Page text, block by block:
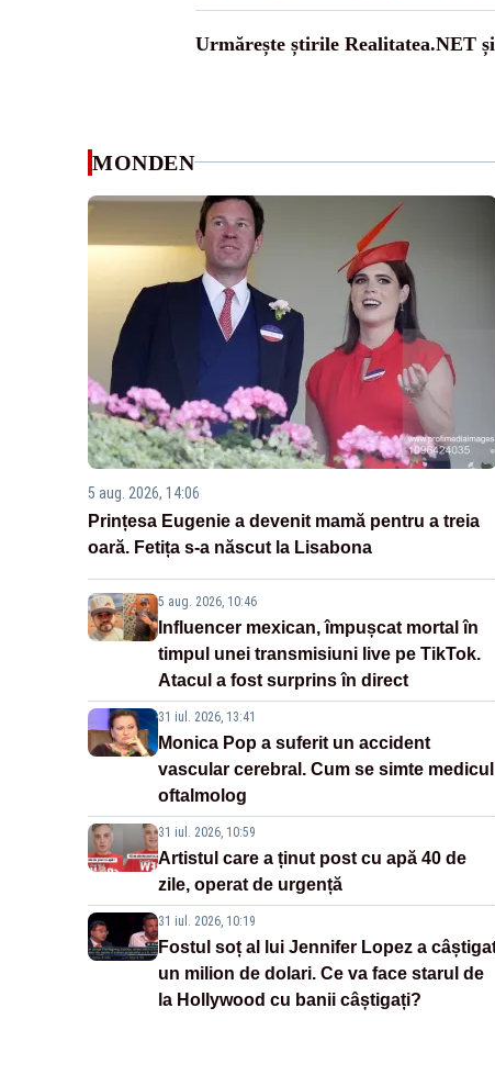
Urmărește știrile Realitatea.NET
MONDEN
5 aug. 2026, 14:06
Prințesa Eugenie a devenit mamă pentru a treia
oară. Fetița s-a născut la Lisabona
5 aug. 2026, 10:46
Influencer mexican, împușcat mortal în
timpul unei transmisiuni live pe TikTok.
Atacul a fost surprins în direct
31 iul. 2026, 13:41
Monica Pop a suferit un accident
vascular cerebral. Cum se simte medicul
oftalmolog
31 iul. 2026, 10:59
Artistul care a ținut post cu apă 40 de
zile, operat de urgență
31 iul. 2026, 10:19
Fostul soț al lui Jennifer Lopez a
un milion de dolari. Ce va face starul de
la Hollywood cu banii câștigați?